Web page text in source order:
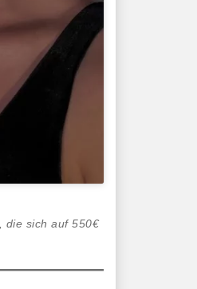
die sich auf 550€